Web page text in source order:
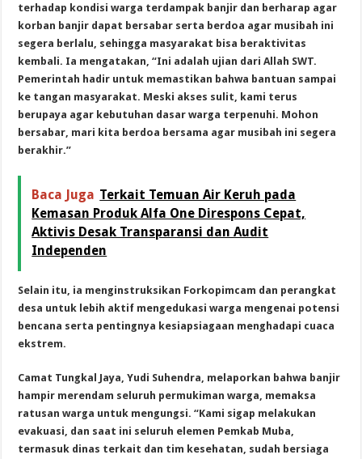
terhadap kondisi warga terdampak banjir dan berharap agar
korban banjir dapat bersabar serta berdoa agar musibah ini
segera berlalu, sehingga masyarakat bisa beraktivitas
kembali. Ia mengatakan, “Ini adalah ujian dari Allah SWT.
Pemerintah hadir untuk memastikan bahwa bantuan sampai
ke tangan masyarakat. Meski akses sulit, kami terus
berupaya agar kebutuhan dasar warga terpenuhi. Mohon
bersabar, mari kita berdoa bersama agar musibah ini segera
berakhir.”
Baca Juga Terkait Temuan Air Keruh pada
Kemasan Produk Alfa One Direspons Cepat,
Aktivis Desak Transparansi dan Audit
Independen
Selain itu, ia menginstruksikan Forkopimcam dan perangkat
desa untuk lebih aktif mengedukasi warga mengenai potensi
bencana serta pentingnya kesiapsiagaan menghadapi cuaca
ekstrem.
Camat Tungkal Jaya, Yudi Suhendra, melaporkan bahwa banjir
hampir merendam seluruh permukiman warga, memaksa
ratusan warga untuk mengungsi. “Kami sigap melakukan
evakuasi, dan saat ini seluruh elemen Pemkab Muba,
termasuk dinas terkait dan tim kesehatan, sudah bersiaga